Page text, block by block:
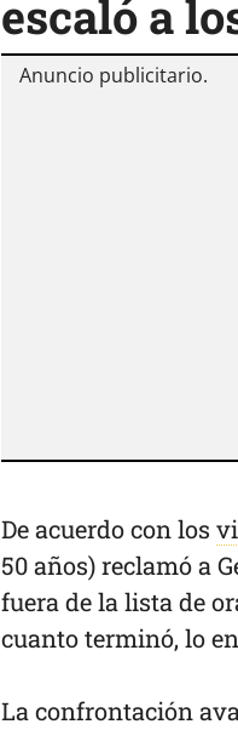
escaló a
De acuerdo con los
50 años) reclamó a
fuera de la lista de
cuanto terminó, lo
La confrontación